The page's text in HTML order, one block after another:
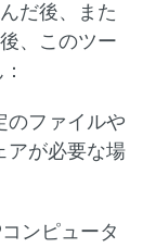
だ後、また
、このツー
のファイルや
アが必要な場
コンピュータ